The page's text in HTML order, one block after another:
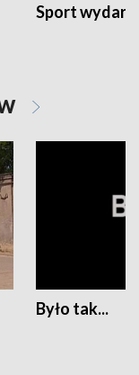
Sport
Było tak...